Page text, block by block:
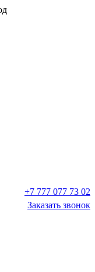
+7 777 077 73 02
Заказать звонок